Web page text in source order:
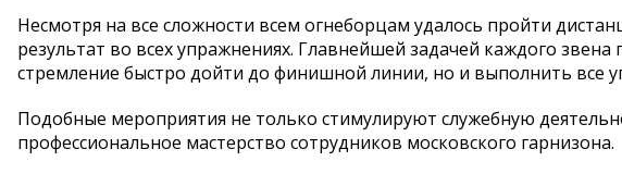
Несмотря на все сложности всем огнеборцам удалось пройти
результат во всех упражнениях. Главнейшей задачей каждого
стремление быстро дойти до финишной линии, но и выполнить все
Подобные мероприятия не только стимулируют служебную
профессиональное мастерство сотрудников московского гарнизона.